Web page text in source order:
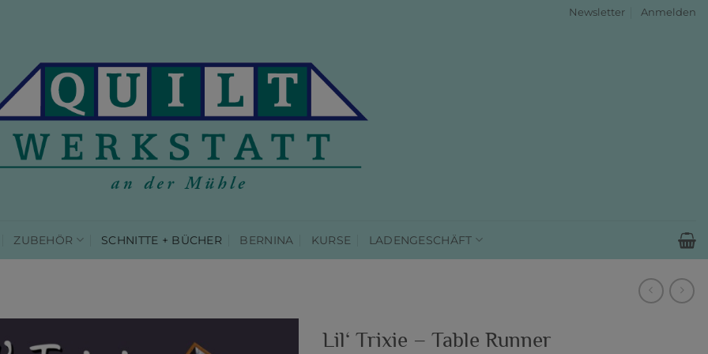
Newsletter Anmelden
ZUBEHÖR SCHNITTE + BÜCHER BERNINA KURSE LADENGESCHÄFT
Lil‘ Trixie – Table Runner